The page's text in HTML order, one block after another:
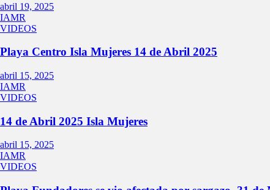
abril 19, 2025
IAMR
VIDEOS
Playa Centro Isla Mujeres 14 de Abril 2025
abril 15, 2025
IAMR
VIDEOS
14 de Abril 2025 Isla Mujeres
abril 15, 2025
IAMR
VIDEOS